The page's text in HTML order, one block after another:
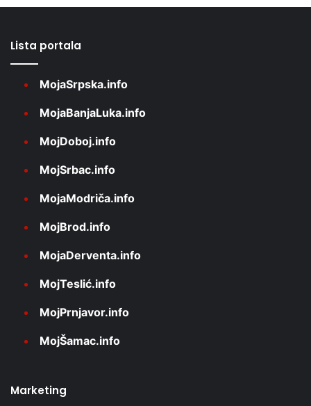
Lista portala
MojaSrpska.info
MojaBanjaLuka.info
MojDoboj.info
MojSrbac.info
MojaModriča.info
MojBrod.info
MojaDerventa.info
MojTeslić.info
MojPrnjavor.info
MojŠamac.info
Marketing